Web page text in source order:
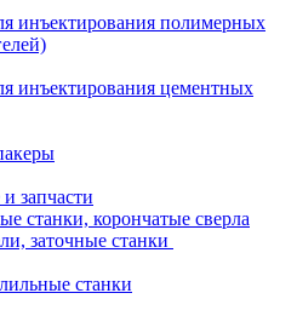
инъектирования полимерных
инъектирования цементных
запчасти
станки, корончатые сверла
заточные станки
станки